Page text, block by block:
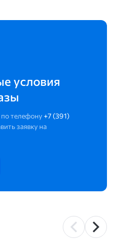
условия
телефону +7 (391)
заявку на